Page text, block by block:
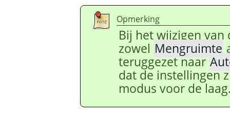
Opmerking
Bij het wijzigen
zowel Mengruimte
teruggezet naar
dat de instellingen
modus voor de